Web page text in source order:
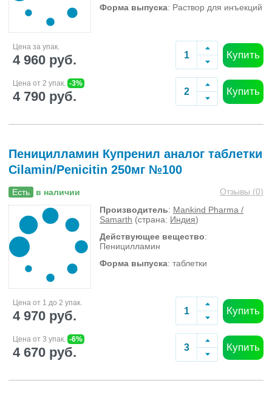
Форма выпуска: Раствор для инъекций
Цена за упак.
4 960 руб. Купить
Цена от 2 упак. -3%
4 790 руб. Купить
Пеницилламин Купренил аналог таблетки
Cilamin/Penicitin 250мг №100
Есть в наличии Отзывы (0)
Производитель: Mankind Pharma /
Samarth (страна: Индия)
Действующее вещество:
Пеницилламин
Форма выпуска: таблетки
Цена от 1 до 2 упак.
4 970 руб. Купить
Цена от 3 упак. -6%
4 670 руб. Купить